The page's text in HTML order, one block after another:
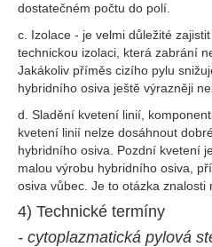
dostatečném počtu do polí.
c. Izolace - je velmi důležité
technickou izolaci, která zabrání
Jakákoliv příměs cizího pylu
hybridního osiva ještě výrazněji
d. Sladění kvetení linií,
kvetení linií nelze dosáhnout
hybridního osiva. Pozdní kvetení
malou výrobu hybridního osiva,
osiva vůbec. Je to otázka znalosti
4) Technické termíny
- cytoplazmatická pylová